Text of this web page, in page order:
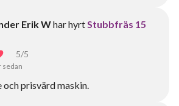
Erik Whar hyrtStubbfräs 15
5/5
sedan
och prisvärd maskin.